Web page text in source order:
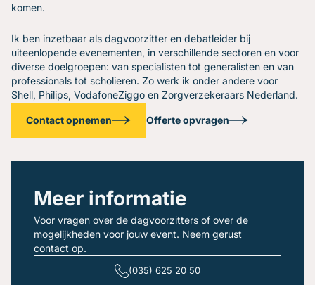
komen.
Ik ben inzetbaar als dagvoorzitter en debatleider bij
uiteenlopende evenementen, in verschillende sectoren en voor
diverse doelgroepen: van specialisten tot generalisten en van
professionals tot scholieren. Zo werk ik onder andere voor
Shell, Philips, VodafoneZiggo en Zorgverzekeraars Nederland.
Contact opnemen Offerte opvragen
Meer informatie
Voor vragen over de dagvoorzitters of over de
mogelijkheden voor jouw event. Neem gerust
contact op.
(035) 625 20 50